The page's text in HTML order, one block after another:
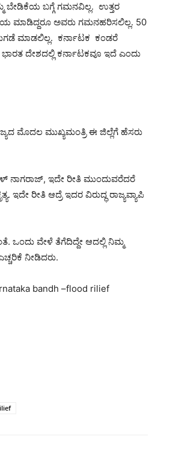
ಬೇಡಿಕೆಯ ಬಗ್ಗೆ ಗಮನವಿಲ್ಲ. ಉತ್ತರ
ಮಾಡಿದ್ದರೂ ಅವರು ಗಮನಹರಿಸಲಿಲ್ಲ. 50
ಮಾಡಲಿಲ್ಲ. ಕರ್ನಾಟಕ ಕಂಡರೆ
ಭಾರತ ದೇಶದಲ್ಲಿ ಕರ್ನಾಟಕವೂ ಇದೆ ಎಂದು
ಮೊದಲ ಮುಖ್ಯಮಂತ್ರಿ ಈ ಜಿಲ್ಲೆಗೆ ಹೆಸರು
ನಾಗರಾಜ್, ಇದೇ ರೀತಿ ಮುಂದುವರೆದರೆ
ಇದೇ ರೀತಿ ಆದ್ರೆ ಇದರ ವಿರುದ್ಧ ರಾಜ್ಯವ್ಯಾಪಿ
ಒಂದು ವೇಳೆ ತೆಗೆದಿದ್ದೇ ಆದಲ್ಲಿ‌ ನಿಮ್ಮ
ನೀಡಿದರು.
bandh –flood rilief